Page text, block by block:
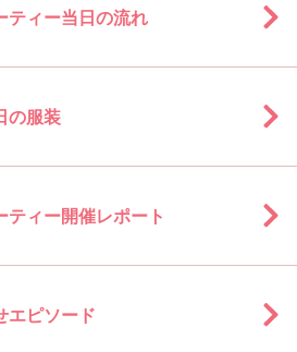
ティー当日の流れ
の服装
ティー開催レポート
エピソード